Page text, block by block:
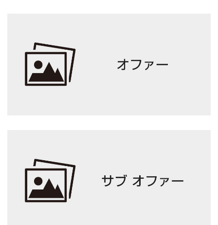
問診・カウンセリング
4
お客様の今の身体の状態を確認していきます。
根本原因を解明するためにも、しっかりと検査を行いま